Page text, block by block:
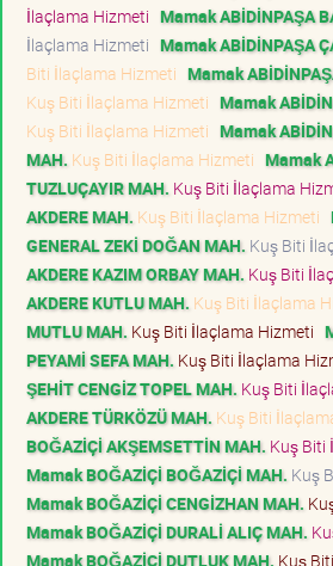
İlaçlama Hizmeti Mamak ABİDİNPAŞA
İlaçlama Hizmeti Mamak ABİDİNPAŞA
Biti İlaçlama Hizmeti Mamak
Kuş Biti İlaçlama Hizmeti Mamak
Kuş Biti İlaçlama Hizmeti Mamak
MAH. Kuş Biti İlaçlama Hizmeti Mamak
TUZLUÇAYIR MAH. Kuş Biti İlaçlama
AKDERE MAH. Kuş Biti İlaçlama Hizmeti
GENERAL ZEKİ DOĞAN MAH. Kuş Biti
AKDERE KAZIM ORBAY MAH. Kuş Biti
AKDERE KUTLU MAH. Kuş Biti İlaçlama
MUTLU MAH. Kuş Biti İlaçlama Hizmeti
PEYAMİ SEFA MAH. Kuş Biti İlaçlama
ŞEHİT CENGİZ TOPEL MAH. Kuş Biti
AKDERE TÜRKÖZÜ MAH. Kuş Biti
BOĞAZİÇİ AKŞEMSETTİN MAH. Kuş Biti
Mamak BOĞAZİÇİ BOĞAZİÇİ MAH. Kuş
Mamak BOĞAZİÇİ CENGİZHAN MAH.
Mamak BOĞAZİÇİ DURALİ ALIÇ MAH.
Mamak BOĞAZİÇİ DUTLUK MAH. Kuş